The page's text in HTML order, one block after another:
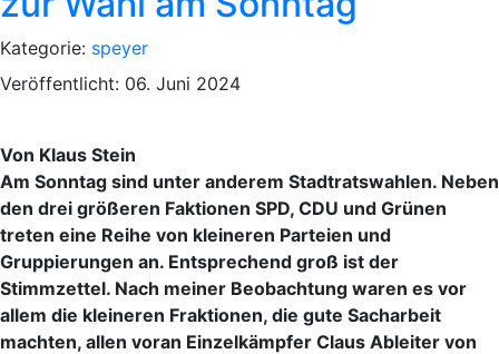
Kategorie: speyer
Veröffentlicht: 06. Juni 2024
Von Klaus Stein
Am Sonntag sind unter anderem Stadtratswahlen. Neben
den drei größeren Faktionen SPD, CDU und Grünen
treten eine Reihe von kleineren Parteien und
Gruppierungen an. Entsprechend groß ist der
Stimmzettel. Nach meiner Beobachtung waren es vor
allem die kleineren Fraktionen, die gute Sacharbeit
machten, allen voran Einzelkämpfer Claus Ableiter von